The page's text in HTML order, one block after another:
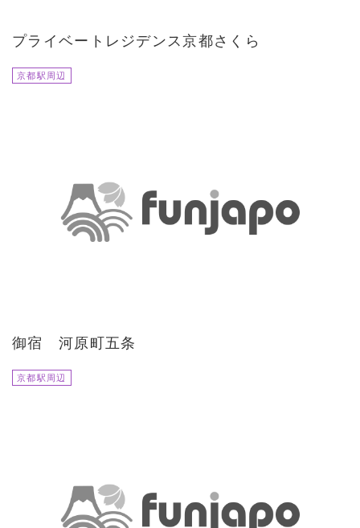
プライベートレジデンス京都さくら
京都駅周辺
御宿 河原町五条
京都駅周辺